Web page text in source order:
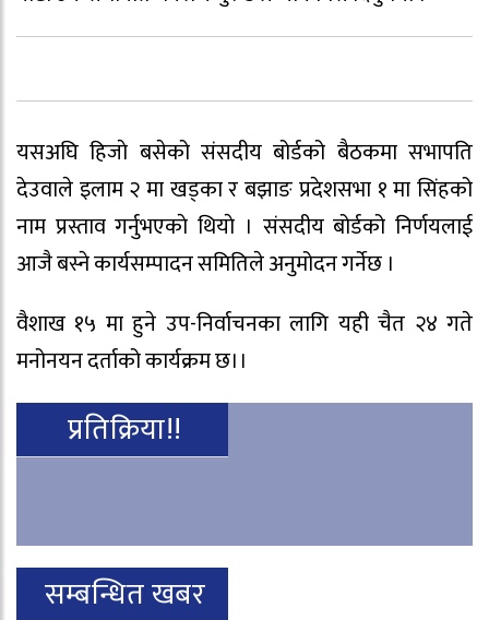
यसअघि हिजाे बसेको संसदीय बोर्डको बैठकमा सभापति
देउवाले इलाम २ मा खड्का र बझाङ प्रदेशसभा १ मा सिंहको
नाम प्रस्ताव गर्नुभएकाे थियाे । संसदीय बोर्डको निर्णयलाई
आजै बस्ने कार्यसम्पादन समितिले अनुमोदन गर्नेछ ।
वैशाख १५ मा हुने उप-निर्वाचनका लागि यही चैत २४ गते
मनोनयन दर्ताको कार्यक्रम छ।।
प्रतिक्रिया!!
सम्बन्धित खबर